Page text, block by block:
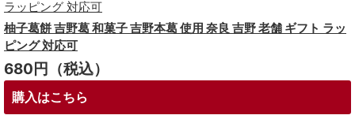
柚子葛餅 吉野葛 和菓子 吉野本葛 使用 奈良 吉野 老舗 ギフト ラッ
ピング 対応可
680円（税込）
購入はこちら